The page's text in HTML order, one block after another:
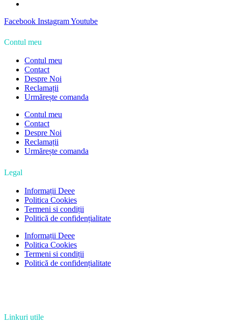
Facebook InstagramYoutube
Contul meu
Contul meu
Contact
Despre Noi
Reclamații
Urmărește comanda
Contul meu
Contact
Despre Noi
Reclamații
Urmărește comanda
Legal
Informații Deee
Politica Cookies
Termeni si condiții
Politică de confidențialitate
Informații Deee
Politica Cookies
Termeni si condiții
Politică de confidențialitate
Linkuri utile